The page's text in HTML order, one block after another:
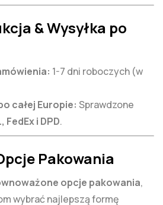
& Wysyłka po
1-7 dni roboczych (w
całej Europie: Sprawdzone
FedEx i DPD.
Pakowania
opcje pakowania,
wybrać najlepszą formę